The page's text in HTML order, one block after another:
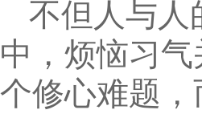
不但人与人
中，烦恼习
个修心难题